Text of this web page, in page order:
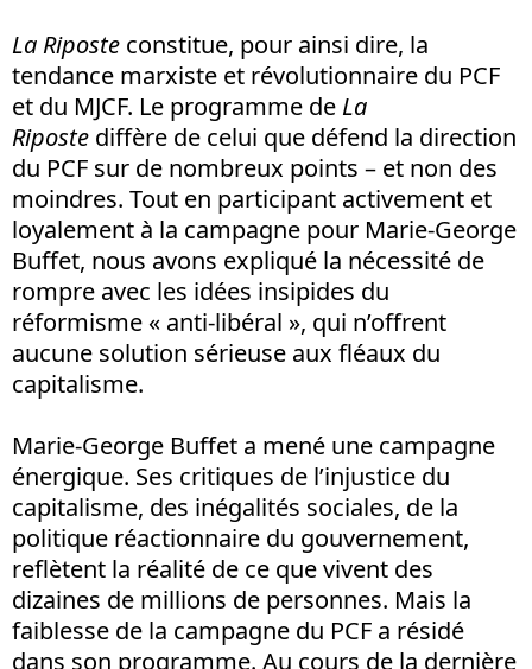
La Riposte constitue, pour ainsi dire, la
tendance marxiste et révolutionnaire du PCF
et du MJCF. Le programme de La
Riposte diffère de celui que défend la direction
du PCF sur de nombreux points – et non des
moindres. Tout en participant activement et
loyalement à la campagne pour Marie-George
Buffet, nous avons expliqué la nécessité de
rompre avec les idées insipides du
réformisme « anti-libéral », qui n’offrent
aucune solution sérieuse aux fléaux du
capitalisme.
Marie-George Buffet a mené une campagne
énergique. Ses critiques de l’injustice du
capitalisme, des inégalités sociales, de la
politique réactionnaire du gouvernement,
reflètent la réalité de ce que vivent des
dizaines de millions de personnes. Mais la
faiblesse de la campagne du PCF a résidé
dans son programme. Au cours de la dernière